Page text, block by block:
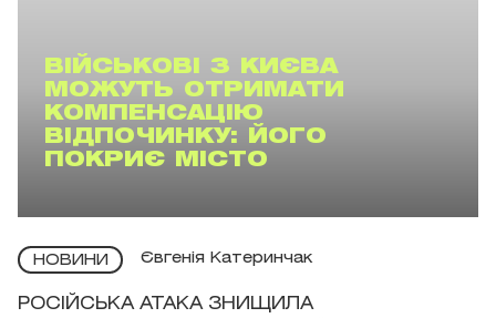
ВІЙСЬКОВІ З КИЄВА
МОЖУТЬ ОТРИМАТИ
КОМПЕНСАЦІЮ
ВІДПОЧИНКУ: ЙОГО
ПОКРИЄ МІСТО
НОВИНИ Євгенія Катеринчак
РОСІЙСЬКА АТАКА ЗНИЩИЛА